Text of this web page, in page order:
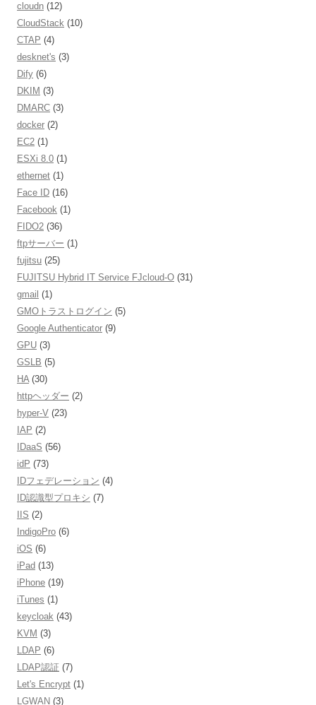
cloudn (12)
CloudStack (10)
CTAP (4)
desknet's (3)
Dify (6)
DKIM (3)
DMARC (3)
docker (2)
EC2 (1)
ESXi 8.0 (1)
ethernet (1)
Face ID (16)
Facebook (1)
FIDO2 (36)
ftpサーバー (1)
fujitsu (25)
FUJITSU Hybrid IT Service FJcloud-O (31)
gmail (1)
GMOトラストログイン (5)
Google Authenticator (9)
GPU (3)
GSLB (5)
HA(30)
httpヘッダー (2)
hyper-V (23)
IAP (2)
IDaaS (56)
idP (73)
IDフェデレーション (4)
ID認識型プロキシ (7)
IIS (2)
IndigoPro (6)
iOS (6)
iPad (13)
iPhone (19)
iTunes (1)
keycloak (43)
KVM (3)
LDAP (6)
LDAP認証 (7)
Let's Encrypt (1)
LGWAN (3)